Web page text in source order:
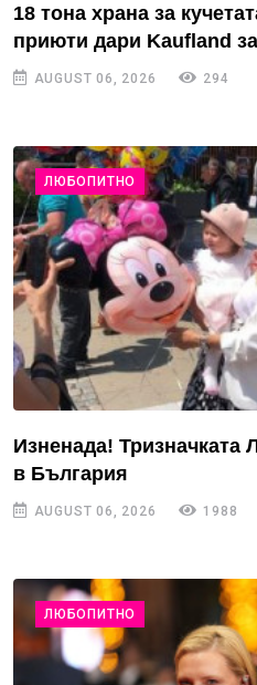
18 тона храна за
приюти дари Kaufland
AUGUST 06, 2026 294
ЛЮБОПИТНО
Изненада! Тризначката
в България
AUGUST 06, 2026 1988
ЛЮБОПИТНО